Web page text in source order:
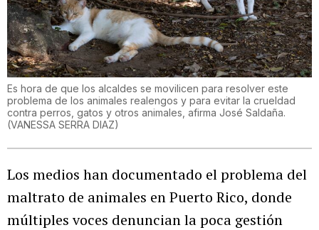
Es hora de que los alcaldes se movilicen para resolver este
problema de los animales realengos y para evitar la crueldad
contra perros, gatos y otros animales, afirma José Saldaña.
(VANESSA SERRA DIAZ)
Los medios han documentado el problema del
maltrato de animales en Puerto Rico, donde
múltiples voces denuncian la poca gestión